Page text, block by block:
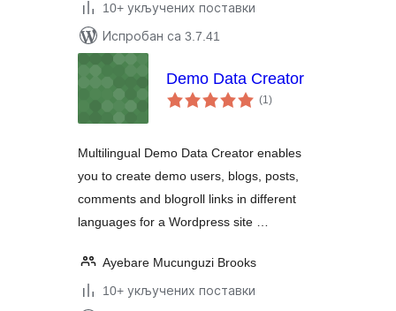
10+ укључених поставки
Испробан са 3.7.41
Demo Data Creator
(1укупних
оцена
)
Multilingual Demo Data Creator enables
you to create demo users, blogs, posts,
comments and blogroll links in different
languages for a Wordpress site …
Ayebare Mucunguzi Brooks
10+ укључених поставки